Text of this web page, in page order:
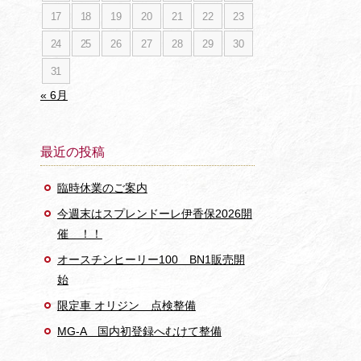
17 18 19 20 21 22 23
24 25 26 27 28 29 30
31
« 6月
最近の投稿
臨時休業のご案内
今週末はスプレンドーレ伊香保2026開
催 ！！
オースチンヒーリー100 BN1販売開
始
限定車 オリジン 点検整備
MG-A 国内初登録へむけて整備